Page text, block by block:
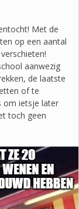
Met de
op een aantal
aanwezig
de laatste
of te
om ietsje later
toch geen